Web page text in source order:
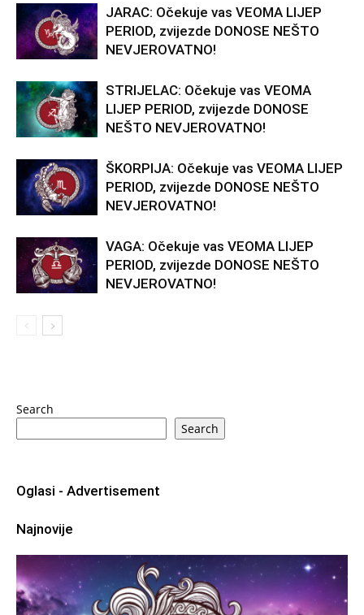
JARAC: Očekuje vas VEOMA LIJEP
PERIOD, zvijezde DONOSE NEŠTO
NEVJEROVATNO!
STRIJELAC: Očekuje vas VEOMA
LIJEP PERIOD, zvijezde DONOSE
NEŠTO NEVJEROVATNO!
ŠKORPIJA: Očekuje vas VEOMA LIJEP
PERIOD, zvijezde DONOSE NEŠTO
NEVJEROVATNO!
VAGA: Očekuje vas VEOMA LIJEP
PERIOD, zvijezde DONOSE NEŠTO
NEVJEROVATNO!
Search
Search
Oglasi - Advertisement
Najnovije